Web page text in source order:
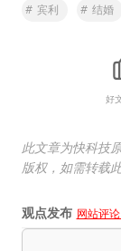
# 宾利 # 结婚
好
此文章为快科技
版权，如需转载
观点发布 网站评